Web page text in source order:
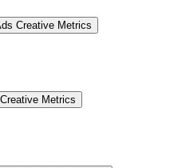
Creative Metrics
Metrics